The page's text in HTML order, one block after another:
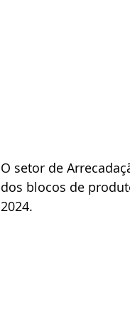
O setor de
dos blocos de
2024.